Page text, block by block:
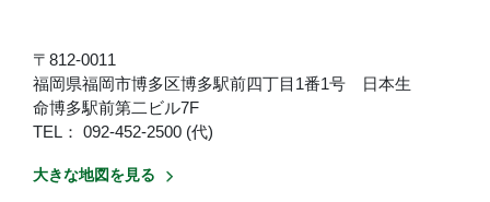
〒812-0011
福岡県福岡市博多区博多駅前四丁目1番1号 日本生
命博多駅前第二ビル7F
TEL： 092-452-2500 (代)
大きな地図を見る